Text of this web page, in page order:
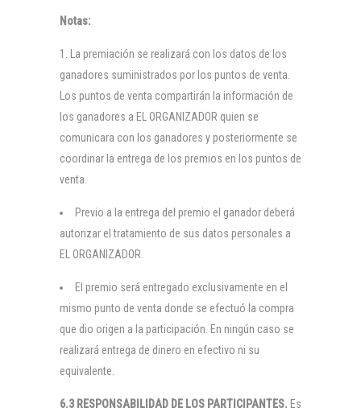
Notas:
La premiación se realizará con los datos de los
ganadores suministrados por los puntos de venta.
Los puntos de venta compartirán la información de
los ganadores a EL ORGANIZADOR quien se
comunicara con los ganadores y posteriormente se
coordinar la entrega de los premios en los puntos de
venta.
Previo a la entrega del premio el ganador deberá
autorizar el tratamiento de sus datos personales a
EL ORGANIZADOR.
El premio será entregado exclusivamente en el
mismo punto de venta donde se efectuó la compra
que dio origen a la participación. En ningún caso se
realizará entrega de dinero en efectivo ni su
equivalente.
6.3 RESPONSABILIDAD DE LOS PARTICIPANTES. Es